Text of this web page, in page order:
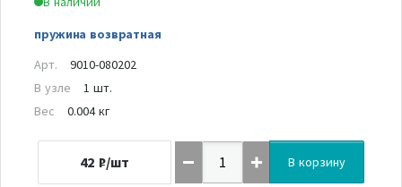
пружина возвратная
Арт.
9010-080202
В узле
1 шт.
Вес
0.004 кг
42 ₽/шт В корзину